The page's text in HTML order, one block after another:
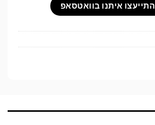
התייעצו איתנו בוואטסאפ